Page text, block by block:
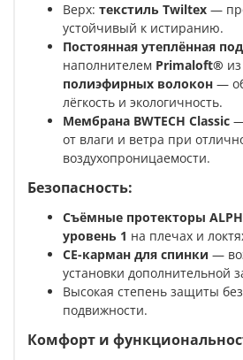
Верх: текстиль Twiltex —
устойчивый к истиранию.
Постоянная утеплённая
наполнителем Primaloft® из
полиэфирных волокон —
лёгкость и экологичность.
Мембрана BWTECH Classic
от влаги и ветра при
воздухопроницаемости.
Безопасность:
Съёмные протекторы
уровень 1 на плечах и
CE-карман для спинки —
установки дополнительной
Высокая степень защиты
подвижности.
Комфорт и